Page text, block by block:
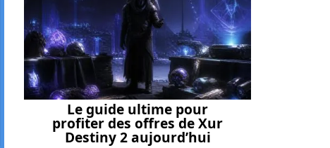
Le guide ultime pour
profiter des offres de Xur
Destiny 2 aujourd’hui